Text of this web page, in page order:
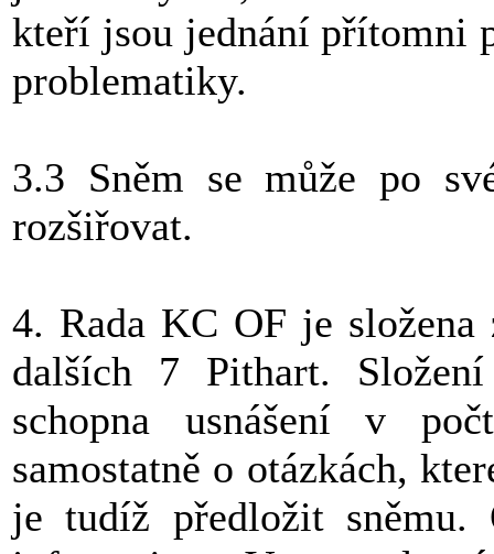
kteří jsou jednání přítomni
problematiky.
3.3 Sněm se může po
rozšiřovat.
4. Rada KC OF je
dalších 7 Pithart.
schopna usnášení v
samostatně o otázkách,
je tudíž předložit sněmu.